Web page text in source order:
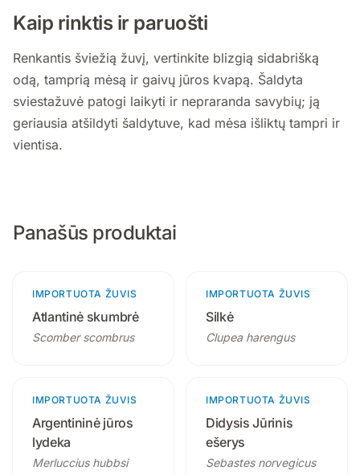
Kaip rinktis ir paruošti
Renkantis šviežią žuvį, vertinkite blizgią sidabrišką
odą, tamprią mėsą ir gaivų jūros kvapą. Šaldyta
sviestažuvė patogi laikyti ir nepraranda savybių; ją
geriausia atšildyti šaldytuve, kad mėsa išliktų tampri ir
vientisa.
Panašūs produktai
3 produktai
IMPORTUOTA ŽUVIS
Atlantinė skumbrė
Scomber scombrus
4 produktai
IMPORTUOTA ŽUVIS
Silkė
Clupea harengus
3 produktai
IMPORTUOTA ŽUVIS
Argentininė jūros
lydeka
Merluccius hubbsi
4 produktai
IMPORTUOTA ŽUVIS
Didysis Jūrinis
ešerys
Sebastes norvegicus